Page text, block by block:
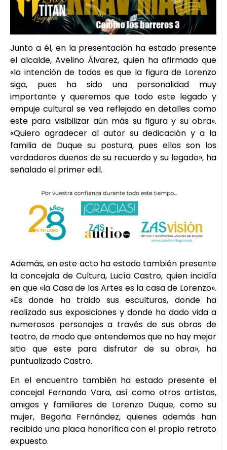
Junto a él, en la presentación ha estado presente
el alcalde, Avelino Álvarez, quien ha afirmado que
«la intención de todos es que la figura de Lorenzo
siga, pues ha sido una personalidad muy
importante y queremos que todo este legado y
empuje cultural se vea reflejado en detalles como
este para visibilizar aún más su figura y su obra».
«Quiero agradecer al autor su dedicación y a la
familia de Duque su postura, pues ellos son los
verdaderos dueños de su recuerdo y su legado», ha
señalado el primer edil.
Además, en este acto ha estado también presente
la concejala de Cultura, Lucía Castro, quien incidía
en que «la Casa de las Artes es la casa de Lorenzo».
«Es donde ha traido sus esculturas, donde ha
realizado sus exposiciones y donde ha dado vida a
numerosos personajes a través de sus obras de
teatro, de modo que entendemos que no hay mejor
sitio que este para disfrutar de su obra», ha
puntualizado Castro.
En el encuentro también ha estado presente el
concejal Fernando Vara, así como otros artistas,
amigos y familiares de Lorenzo Duque, como su
mujer, Begoña Fernández, quienes además han
recibido una placa honorífica con el propio retrato
expuesto.